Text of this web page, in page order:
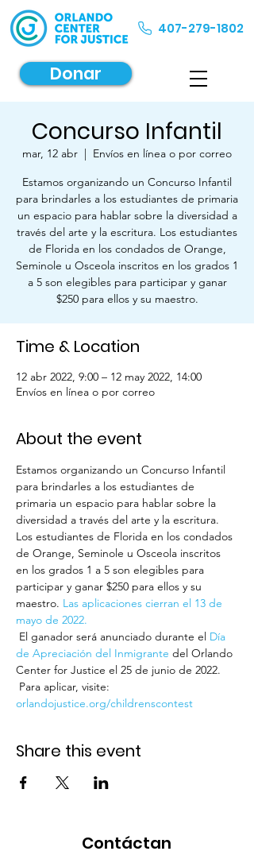
407-279-1802
Donar
Concurso Infantil
mar, 12 abr
  |
Envíos en línea o por correo
Estamos organizando un Concurso Infantil
para brindarles a los estudiantes de primaria
un espacio para hablar sobre la diversidad a
través del arte y la escritura. Los estudiantes
de Florida en los condados de Orange,
Seminole u Osceola inscritos en los grados 1
a 5 son elegibles para participar y ganar
$250 para ellos y su maestro.
Time & Location
12 abr 2022, 9:00 – 12 may 2022, 14:00
Envíos en línea o por correo
About the event
Estamos organizando un Concurso Infantil
para brindarles a los estudiantes de
primaria un espacio para hablar sobre la
diversidad a través del arte y la escritura.
Los estudiantes de Florida en los condados
de Orange, Seminole u Osceola inscritos
en los grados 1 a 5 son elegibles para
participar y ganar $250 para ellos y su
maestro. Las aplicaciones cierran el 13 de
mayo de 2022.
El ganador será anunciado durante el Día
de Apreciación del Inmigrante del Orlando
Center for Justice el 25 de junio de 2022.
Para aplicar, visite:
orlandojustice.org/childrenscontest
Share this event
Contáctan